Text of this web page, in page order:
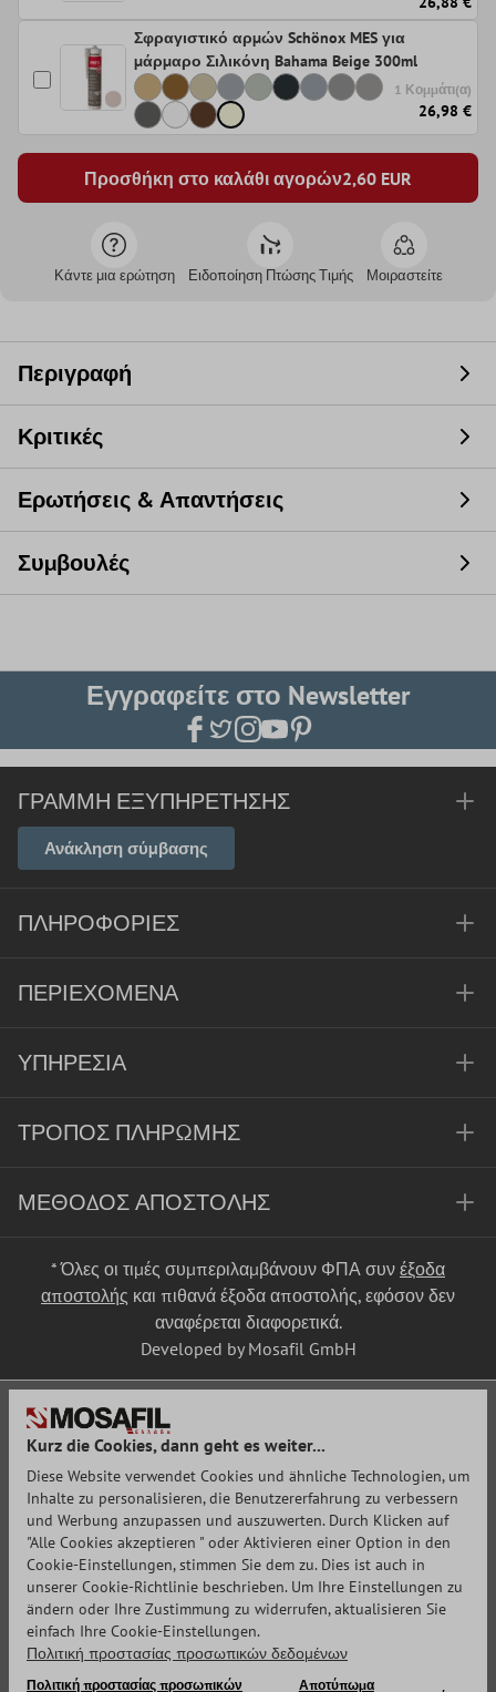
Σφραγιστικό αρμών Schönox MES για
μάρμαρο Σιλικόνη Bahama Beige 300ml
1 Κομμάτι(α)
26,98 €
Προσθήκη στο καλάθι αγορών2,60 EUR
Κάντε μια ερώτηση Ειδοποίηση Πτώσης Τιμής Μοιραστείτε
Περιγραφή
Κριτικές
Ερωτήσεις & Απαντήσεις
Συμβουλές
Εγγραφείτε στο Newsletter
ΓΡΑΜΜΉ ΕΞΥΠΗΡΈΤΗΣΗΣ
Ανάκληση σύμβασης
ΠΛΗΡΟΦΟΡΊΕΣ
ΠΕΡΙΕΧΌΜΕΝΑ
ΥΠΗΡΕΣΊΑ
ΤΡΌΠΟΣ ΠΛΗΡΩΜΉΣ
ΜΈΘΟΔΟΣ ΑΠΟΣΤΟΛΉΣ
* Όλες οι τιμές συμπεριλαμβάνουν ΦΠΑ συν έξοδα
αποστολής και πιθανά έξοδα αποστολής, εφόσον δεν
αναφέρεται διαφορετικά.
Developed by Mosafil GmbH
Kurz die Cookies, dann geht es weiter...
Diese Website verwendet Cookies und ähnliche Technologien, um
Inhalte zu personalisieren, die Benutzererfahrung zu verbessern
und Werbung anzupassen und auszuwerten. Durch Klicken auf
"Alle Cookies akzeptieren " oder Aktivieren einer Option in den
Cookie-Einstellungen, stimmen Sie dem zu. Dies ist auch in
unserer Cookie-Richtlinie beschrieben. Um Ihre Einstellungen zu
ändern oder Ihre Zustimmung zu widerrufen, aktualisieren Sie
einfach Ihre Cookie-Einstellungen.
Πολιτική προστασίας προσωπικών δεδομένων
Πολιτική προστασίας προσωπικών Αποτύπωμα